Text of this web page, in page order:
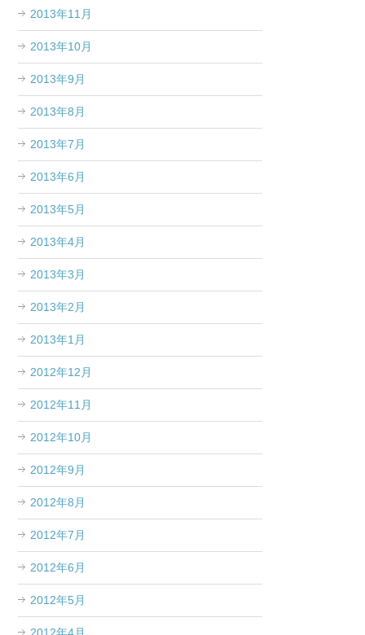
2013年11月
2013年10月
2013年9月
2013年8月
2013年7月
2013年6月
2013年5月
2013年4月
2013年3月
2013年2月
2013年1月
2012年12月
2012年11月
2012年10月
2012年9月
2012年8月
2012年7月
2012年6月
2012年5月